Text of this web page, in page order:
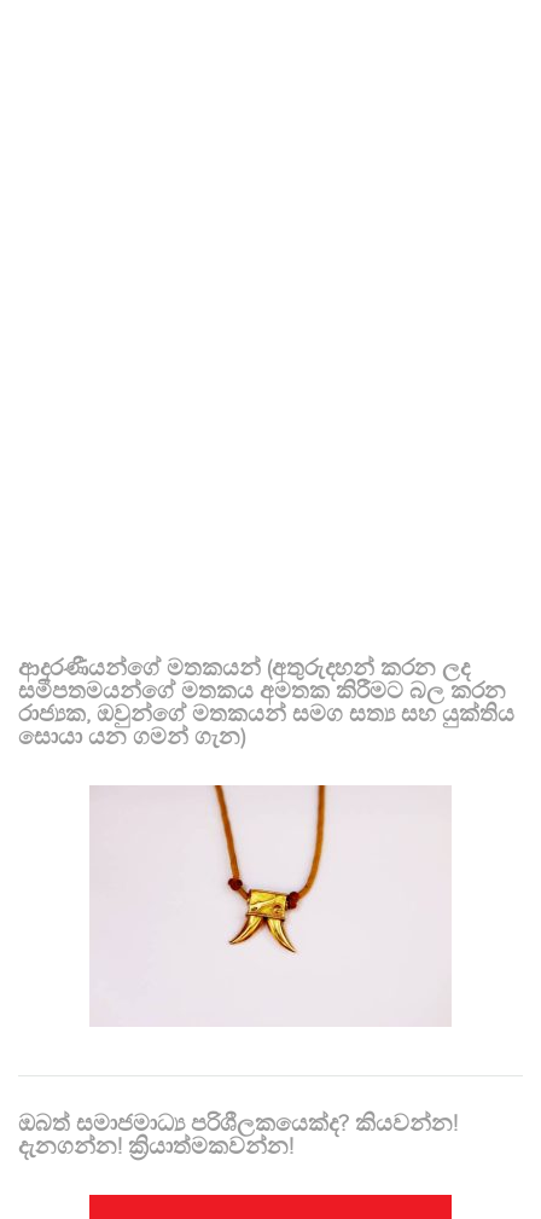
ආදරණීයන්ගේ මතකයන් (අතුරුදහන් කරන ලද
සමීපතමයන්ගේ මතකය අමතක කිරීමට බල කරන
රාජ්‍යක, ඔවුන්ගේ මතකයන් සමග සත්‍ය සහ යුක්තිය
සොයා යන ගමන් ගැන)
ඔබත් සමාජමාධ්‍ය පරිශීලකයෙක්ද? කියවන්න!
දැනගන්න! ක්‍රියාත්මකවන්න!